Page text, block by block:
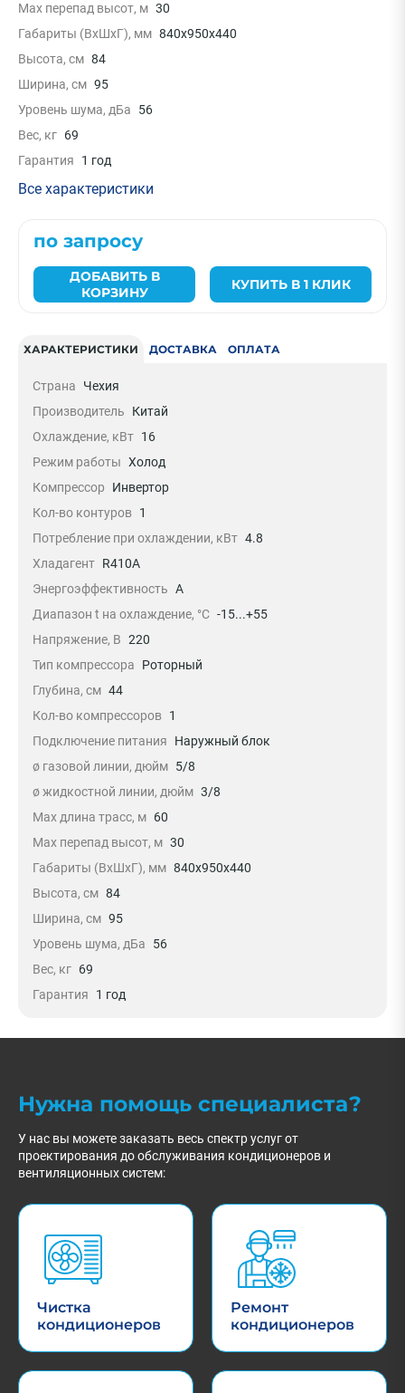
Max перепад высот, м 30
Габариты (ВхШхГ), мм 840x950x440
Высота, см 84
Ширина, см 95
Уровень шума, дБа
56
Вес, кг 69
Гарантия
1 год
Все характеристики
по запросу
ДОБАВИТЬ В
КОРЗИНУ
КУПИТЬ В 1 КЛИК
ХАРАКТЕРИСТИКИ ДОСТАВКА ОПЛАТА
Страна
Чехия
Производитель
Китай
Охлаждение, кВт 16
Режим работы Холод
Компрессор
Инвертор
Кол-во контуров 1
Потребление при охлаждении, кВт 4.8
Хладагент R410A
Энергоэффективность A
Диапазон t на охлаждение, °С -15...+55
Напряжение, В 220
Тип компрессора
Роторный
Глубина, см 44
Кол-во компрессоров 1
Подключение питания
Наружный блок
ø газовой линии, дюйм 5/8
ø жидкостной линии, дюйм 3/8
Max длина трасс, м 60
Max перепад высот, м 30
Габариты (ВхШхГ), мм 840x950x440
Высота, см 84
Ширина, см 95
Уровень шума, дБа
56
Вес, кг 69
Гарантия
1 год
Нужна помощь специалиста?
У нас вы можете заказать весь спектр услуг от
проектирования до обслуживания кондиционеров и
вентиляционных систем:
Чистка
кондиционеров
Ремонт
кондиционеров